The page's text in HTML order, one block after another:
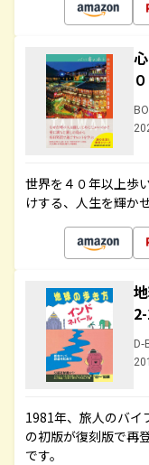
０
世界を４０年以上歩
けする、人生を輝か
D-
1981年、旅人のバイ
の初版が復刻版で再
です。